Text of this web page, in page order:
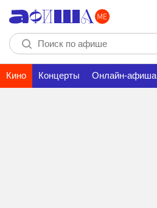
Кино Концерты Онлайн-афиша